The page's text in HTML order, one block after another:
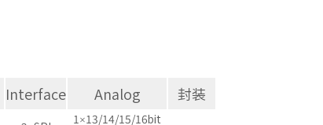
Interface Analog 封装
1×13/14/15/16bit